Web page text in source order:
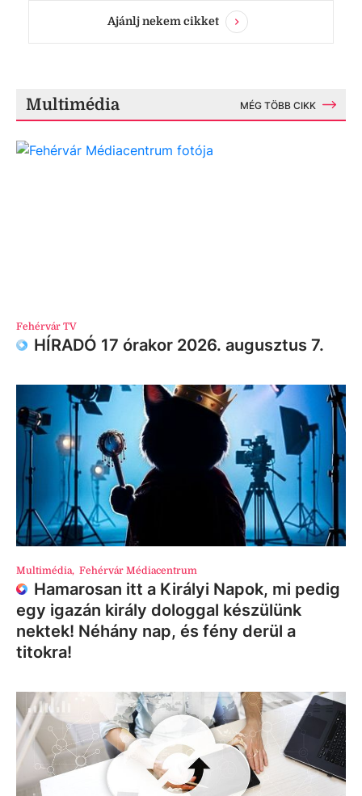
Ajánlj nekem cikket
Multimédia MÉG TÖBB CIKK
Fehérvár TV
HÍRADÓ 17 órakor 2026. augusztus 7.
Multimédia, Fehérvár Médiacentrum
Hamarosan itt a Királyi Napok, mi pedig
egy igazán király dologgal készülünk
nektek! Néhány nap, és fény derül a
titokra!